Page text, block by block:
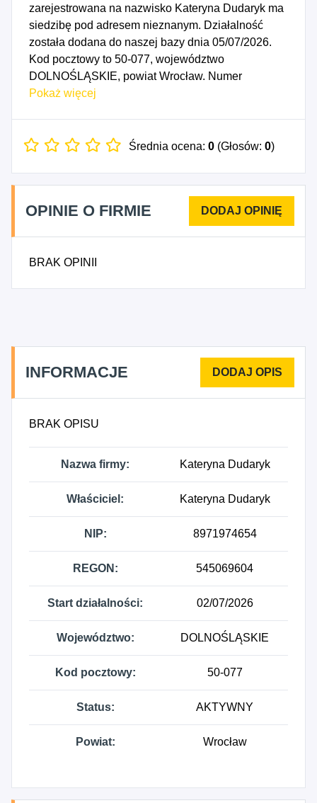
zarejestrowana na nazwisko Kateryna Dudaryk ma
siedzibę pod adresem nieznanym. Działalność
została dodana do naszej bazy dnia 05/07/2026.
Kod pocztowy to 50-077, województwo
DOLNOŚLĄSKIE, powiat Wrocław. Numer
Identyfikacji Podatkowej NIP to 8971974654, a
działalności gospodarczej przypada na dzień
pozostała działalność kosmetyczna.
Pokaż więcej
Średnia ocena: 0 (Głosów: 0)
OPINIE O FIRMIE
BRAK OPINII
INFORMACJE
BRAK OPISU
Nazwa firmy: Kateryna Dudaryk
Właściciel: Kateryna Dudaryk
NIP: 8971974654
REGON: 545069604
Start działalności: 02/07/2026
Województwo: DOLNOŚLĄSKIE
Kod pocztowy: 50-077
Status: AKTYWNY
Powiat: Wrocław